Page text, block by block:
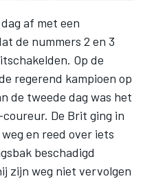
af met een
de nummers 2 en 3
Op de
regerend kampioen op
de tweede dag was het
De Brit ging in
en reed over iets
beschadigd
zijn weg niet vervolgen